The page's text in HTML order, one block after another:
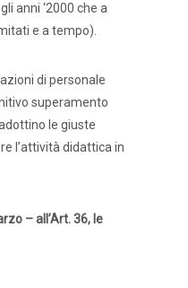
anni ‘2000 che a
e a tempo).
di personale
superamento
le giuste
l’attività didattica in
– all’Art. 36, le